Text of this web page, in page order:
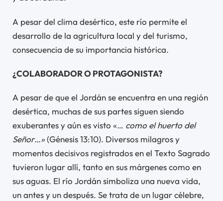
A pesar del clima desértico, este río permite el
desarrollo de la agricultura local y del turismo,
consecuencia de su importancia histórica.
¿COLABORADOR O PROTAGONISTA?
A pesar de que el Jordán se encuentra en una región
desértica, muchas de sus partes siguen siendo
exuberantes y aún es visto «… como el huerto del
Señor…»(Génesis 13:10). Diversos milagros y
momentos decisivos registrados en el Texto Sagrado
tuvieron lugar allí, tanto en sus márgenes como en
sus aguas. El río Jordán simboliza una nueva vida,
un antes y un después. Se trata de un lugar célebre,